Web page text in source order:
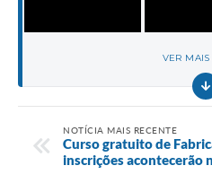
VER MAIS
NOTÍCIA MAIS RECENTE
Curso gratuito de
inscrições acontecerão